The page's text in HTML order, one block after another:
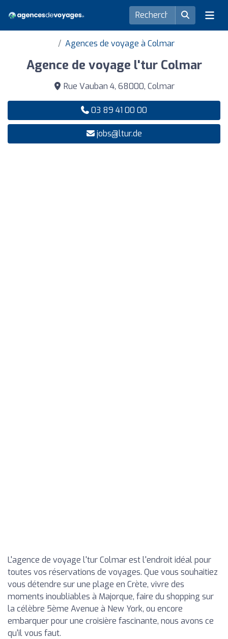
Agences de voyage à Colmar
Agence de voyage l'tur Colmar
Rue Vauban 4, 68000, Colmar
03 89 41 00 00
jobs@ltur.de
L'agence de voyage l'tur Colmar est l'endroit idéal pour
toutes vos réservations de voyages. Que vous souhaitiez
vous détendre sur une plage en Crète, vivre des
moments inoubliables à Majorque, faire du shopping sur
la célèbre 5ème Avenue à New York, ou encore
embarquer pour une croisière fascinante, nous avons ce
qu'il vous faut.